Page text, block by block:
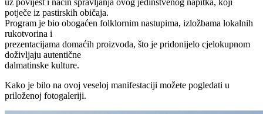
uz povijest i način spravljanja ovog jedinstvenog napitka, koji
potječe iz pastirskih običaja.
Program je bio obogaćen folklornim nastupima, izložbama lokalnih
rukotvorina i
prezentacijama domaćih proizvoda, što je pridonijelo cjelokupnom
doživljaju autentične
dalmatinske kulture.
Kako je bilo na ovoj veseloj manifestaciji možete pogledati u
priloženoj fotogaleriji.